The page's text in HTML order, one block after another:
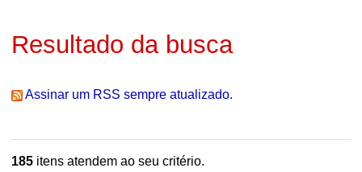
Resultado da busca
Assinar um RSS sempre atualizado.
185itens atendem ao seu critério.